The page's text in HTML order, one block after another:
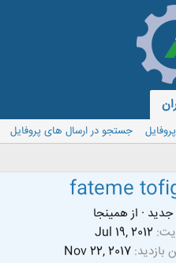
جستجو در ارسال های پروفایل
fateme
· ازهمینجا
Jul 19, 2012
بازدید Nov 22, 2017